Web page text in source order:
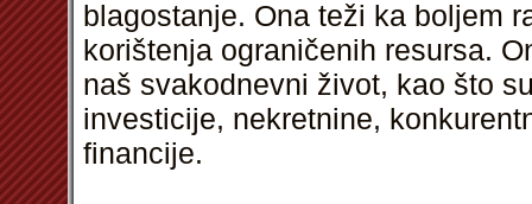
blagostanje. Ona teži ka boljem
korištenja ograničenih resursa.
naš svakodnevni život, kao što
investicije, nekretnine,
financije.